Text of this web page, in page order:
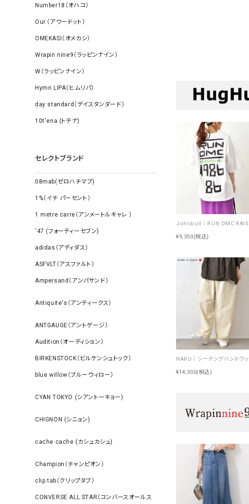
Number18（オハコ）
Our.（アワードット）
OMEKASI（オメカシ）
Wrapin nine9（ラッピンナイン）
W（ラッピンナイン）
Hymn LIPA（ヒムリパ）
day standard（デイスタンダード）
10t'ena (トテナ)
セレクトブランド
08mab(ゼロハチマブ)
1%（イチ パーセント）
1 metre carre（アンメートルキャレ ）
‘47 (フォーティーセブン)
adidas（アディダス）
ASFVLT（アスファルト）
Ampersand（アンパサンド）
Antiquite's（アンティークス）
ANTGAUGE（アントゲージ）
Audition（オーディション）
BIRKENSTOCK（ビルケンシュトック）
blue willow（ブルーウィロー）
CYAN TOKYO (シアントーキョー)
CHIGNON (シニョン)
cache cache (カシュカシュ)
Champion（チャンピオン）
clip.tab（クリップタブ）
CONVERSE ALL STAR（コンバースオールス
¥9,350(税込)
¥14,300(税込)